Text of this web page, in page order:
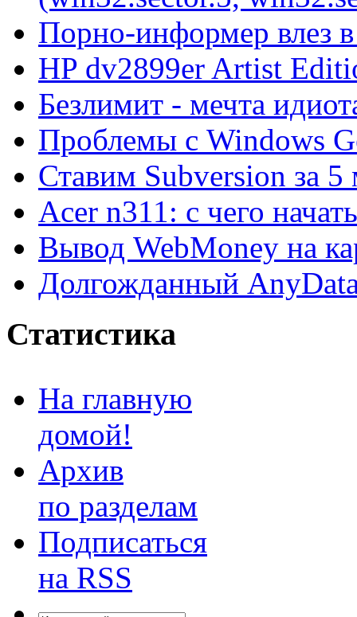
Порно-информер влез
HP dv2899er Artist
Безлимит - мечта
Проблемы с Windows
Ставим Subversion за 5
Acer n311: с чего начать
Вывод WebMoney на
Долгожданный
Статистика
На главную
домой!
Архив
по разделам
Подписаться
на RSS